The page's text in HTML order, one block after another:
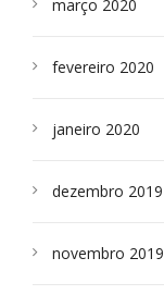
março 2020
fevereiro 2020
janeiro 2020
dezembro 2019
novembro 2019